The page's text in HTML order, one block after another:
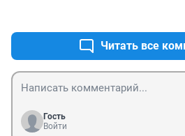
Читать все
Гость
Войти